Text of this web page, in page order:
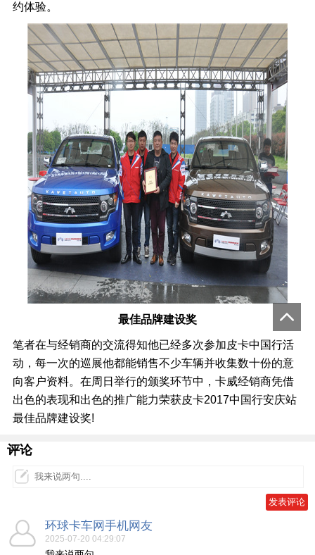
约体验。
最佳品牌建设奖
笔者在与经销商的交流得知他已经多次参加皮卡中国行活
动，每一次的巡展他都能销售不少车辆并收集数十份的意
向客户资料。在周日举行的颁奖环节中，卡威经销商凭借
出色的表现和出色的推广能力荣获皮卡2017中国行安庆站
最佳品牌建设奖!
评论
环球卡车网手机网友
2025-07-20 04:29:07